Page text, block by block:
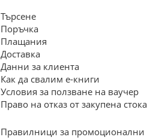
Търсене
Поръчка
Плащания
Доставка
Данни за клиента
Как да свалим е-книги
Условия за ползване на ваучер
Право на отказ от закупена стока
Правилници за промоционални